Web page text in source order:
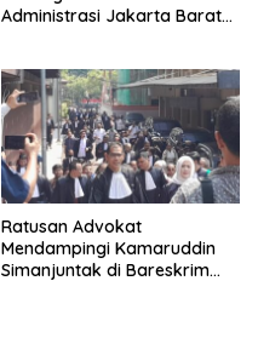
Administrasi Jakarta Barat
Jelajah Sahabat Perempuan
dan Anak ( SAPA )
Ratusan Advokat
Mendampingi Kamaruddin
Simanjuntak di Bareskrim